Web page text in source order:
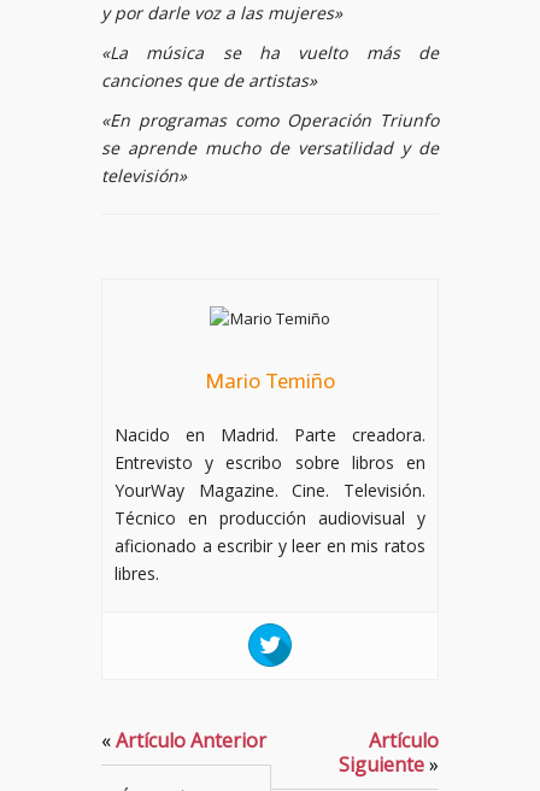
y por darle voz a las mujeres»
«La música se ha vuelto más de
canciones que de artistas»
«En programas como Operación Triunfo
se aprende mucho de versatilidad y de
televisión»
Mario Temiño
Nacido en Madrid. Parte creadora.
Entrevisto y escribo sobre libros en
YourWay Magazine. Cine. Televisión.
Técnico en producción audiovisual y
aficionado a escribir y leer en mis ratos
libres.
«Artículo Anterior
Artículo
Siguiente»